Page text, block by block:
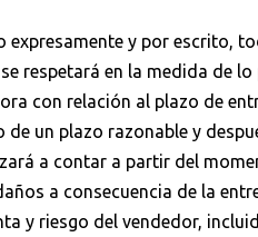
y por escrito,
respetará en la medida de
con relación al plazo de
un plazo razonable y
a contar a partir del
a consecuencia de la
y riesgo del vendedor,